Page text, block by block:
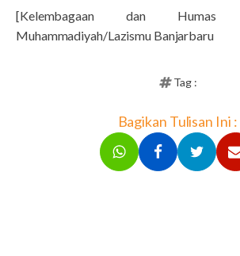
[Kelembagaan dan Humas
Muhammadiyah/Lazismu Banjarbaru
Tag :
Bagikan Tulisan Ini :